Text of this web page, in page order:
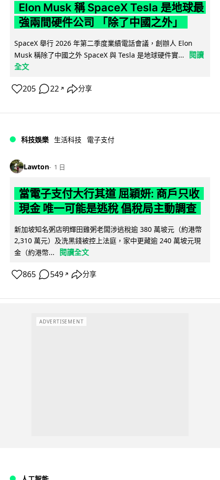
Elon Musk 稱 SpaceX Tesla 是地球最
強兩間硬件公司 「除了中國之外」
SpaceX 舉行 2026 年第二季度業績電話會議，創辦人 Elon
Musk 稱除了中國之外 SpaceX 與 Tesla 是地球硬件實...
閱讀
全文
205 22 ↗ 分享
科技娛樂 生活科技 電子支付
Lawton 1 日
當電子支付大行其道 屈穎妍: 商戶只收
現金 唯一可能是逃稅 倡稅局主動調查
新加坡知名粥店明輝田雞粥老闆涉逃稅逾 380 萬坡元（約港幣
2,310 萬元）及洗黑錢被控上法庭，家中更藏逾 240 萬坡元現
金（約港幣...
閱讀全文
865 549 ↗ 分享
ADVERTISEMENT